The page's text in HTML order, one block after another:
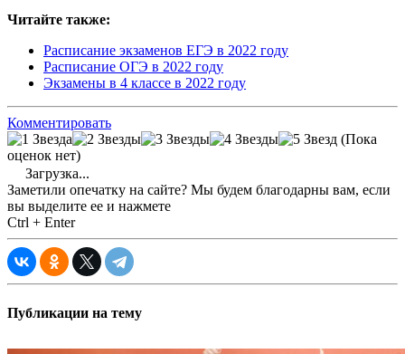
Читайте также:
Расписание экзаменов ЕГЭ в 2022 году
Расписание ОГЭ в 2022 году
Экзамены в 4 классе в 2022 году
Комментировать
(Пока
оценок нет)
Загрузка...
Заметили опечатку на сайте? Мы будем благодарны вам, если
вы выделите ее и нажмете
Ctrl + Enter
Публикации на тему